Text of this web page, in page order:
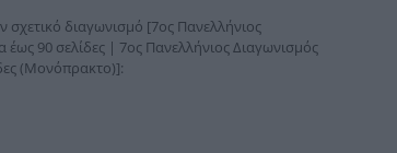
διαγωνισμό [7ος Πανελλήνιος
90 σελίδες | 7ος Πανελλήνιος Διαγωνισμός
(Μονόπρακτο)]: